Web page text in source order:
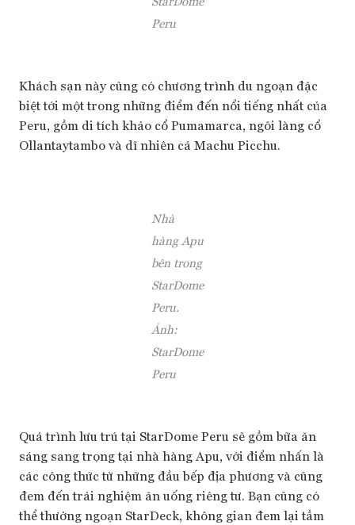
Peru
Khách sạn này cũng có chương trình du ngoạn đặc
biệt tới một trong những điểm đến nổi tiếng nhất của
Peru, gồm di tích khảo cổ Pumamarca, ngôi làng cổ
Ollantaytambo và dĩ nhiên cả Machu Picchu.
Nhà
hàng Apu
bên trong
StarDome
Peru.
Ảnh:
StarDome
Peru
Quá trình lưu trú tại StarDome Peru sẽ gồm bữa ăn
sáng sang trọng tại nhà hàng Apu, với điểm nhấn là
các công thức từ những đầu bếp địa phương và cũng
đem đến trải nghiệm ăn uống riêng tư. Bạn cũng có
thể thưởng ngoạn StarDeck, không gian đem lại tầm